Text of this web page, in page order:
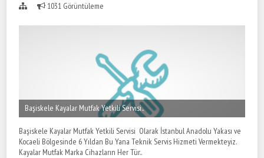
1031 Görüntüleme
Başiskele Kayalar Mutfak Yetkili Servisi..
Başiskele Kayalar Mutfak Yetkili Servisi Olarak İstanbul Anadolu Yakası ve
Kocaeli Bölgesinde 6 Yıldan Bu Yana Teknik Servis Hizmeti Vermekteyiz.
Kayalar Mutfak Marka Cihazların Her Tür..